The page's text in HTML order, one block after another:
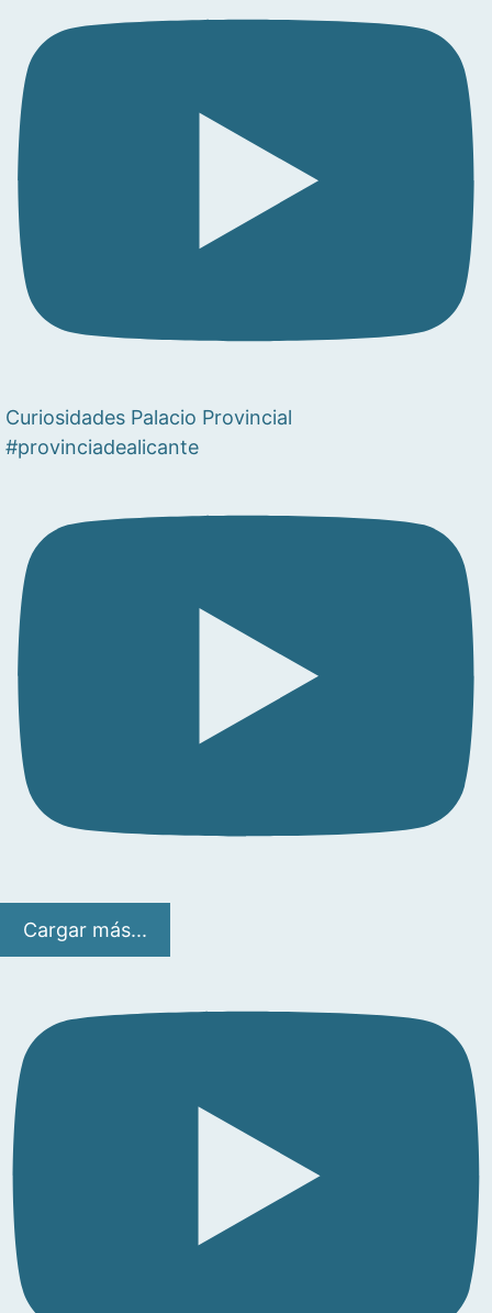
Curiosidades Palacio Provincial
#provinciadealicante
Cargar más...